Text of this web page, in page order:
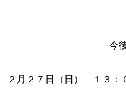
今
２月２７日（日） １